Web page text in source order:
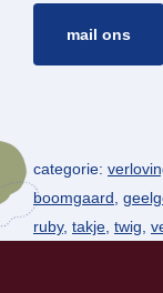
mail ons
categorie:
boomgaard,
ruby, takje, twig,